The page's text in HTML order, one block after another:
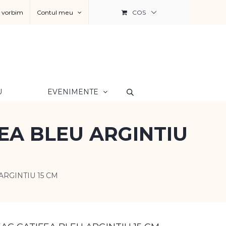
vorbim Contul meu COS
EVENIMENTE
BLEU ARGINTIU
15 CM